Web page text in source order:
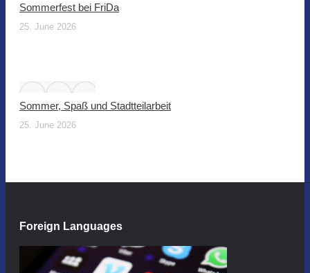
Sommerfest bei FriDa
25. June 2026
Sommer, Spaß und Stadtteilarbeit
25. June 2026
Foreign Languages